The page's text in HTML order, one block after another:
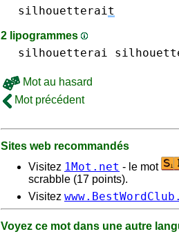
silhouetterait
2 lipogrammes
silhouetterai
Mot au hasard
Mot précédent
Sites web recommandés
Visitez 1Mot.net - le mot
scrabble (17 points).
Visitez
Voyez ce mot dans une autre